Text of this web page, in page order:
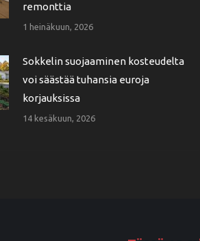
remonttia
1 heinäkuun, 2026
Sokkelin suojaaminen kosteudelta
voi säästää tuhansia euroja
korjauksissa
14 kesäkuun, 2026